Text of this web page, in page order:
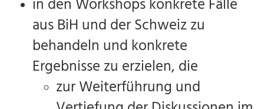
aus BiH und der Schweiz zu
behandeln und konkrete
Ergebnisse zu erzielen, die
zur Weiterführung und